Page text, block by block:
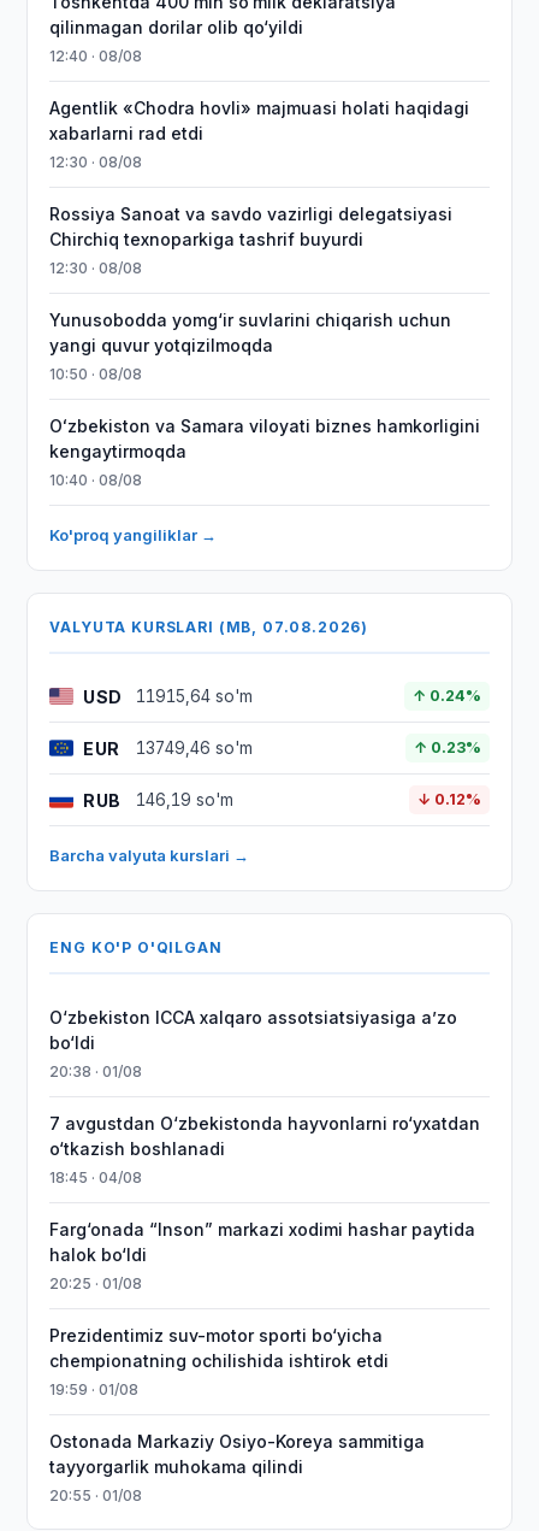
qilinmagan dorilar olib qo‘yildi
12:40 · 08/08
Agentlik «Chodra hovli» majmuasi holati haqidagi
xabarlarni rad etdi
12:30 · 08/08
Rossiya Sanoat va savdo vazirligi delegatsiyasi
Chirchiq texnoparkiga tashrif buyurdi
12:30 · 08/08
Yunusobodda yomg‘ir suvlarini chiqarish uchun
yangi quvur yotqizilmoqda
10:50 · 08/08
Oʻzbekiston va Samara viloyati biznes hamkorligini
kengaytirmoqda
10:40 · 08/08
Ko'proq yangiliklar →
VALYUTA KURSLARI (MB, 07.08.2026)
USD 11915,64 so'm ↑ 0.24%
EUR 13749,46 so'm ↑ 0.23%
RUB 146,19 so'm ↓ 0.12%
Barcha valyuta kurslari →
ENG KO'P O'QILGAN
O‘zbekiston ICCA xalqaro assotsiatsiyasiga aʼzo
bo‘ldi
20:38 · 01/08
7 avgustdan O‘zbekistonda hayvonlarni ro‘yxatdan
o‘tkazish boshlanadi
18:45 · 04/08
Farg‘onada “Inson” markazi xodimi hashar paytida
halok bo‘ldi
20:25 · 01/08
Prezidentimiz suv-motor sporti bo‘yicha
chempionatning ochilishida ishtirok etdi
19:59 · 01/08
Ostonada Markaziy Osiyo-Koreya sammitiga
tayyorgarlik muhokama qilindi
20:55 · 01/08